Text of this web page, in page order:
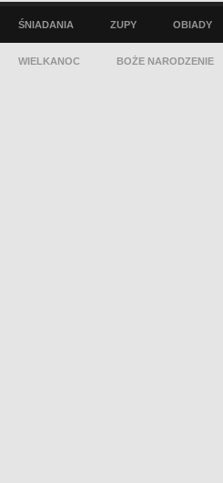
ŚNIADANIA ZUPY OBIADY
WIELKANOC BOŻE NARODZENIE